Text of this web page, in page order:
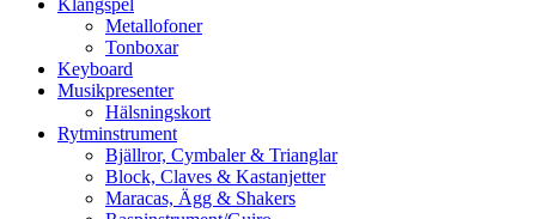
Klangspel
Metallofoner
Tonboxar
Keyboard
Musikpresenter
Hälsningskort
Rytminstrument
Bjällror, Cymbaler & Trianglar
Block, Claves & Kastanjetter
Maracas, Ägg & Shakers